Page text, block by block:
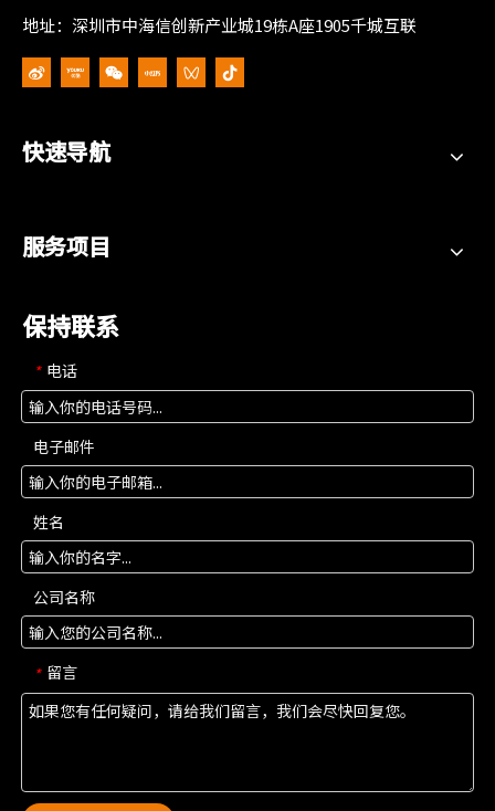
地址：深圳市中海信创新产业城19栋A座1905千城互联
快速导航
服务项目
保持联系
* 电话
电子邮件
姓名
公司名称
* 留言